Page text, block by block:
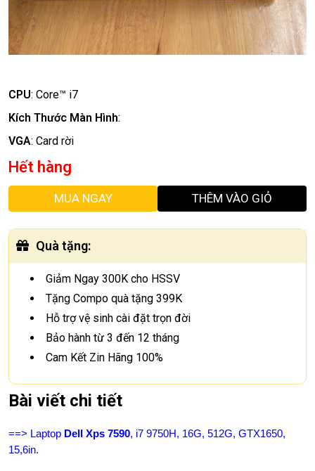
CPU: Core™ i7
Kích Thước Màn Hình:
VGA: Card rời
Hết hàng
MUA NGAY THÊM VÀO GIỎ
Quà tặng:
Giảm Ngay 300K cho HSSV
Tặng Compo quà tặng 399K
Hỗ trợ vệ sinh cài đặt trọn đời
Bảo hành từ 3 đến 12 tháng
Cam Kết Zin Hãng 100%
Bài viết chi tiết
==> Laptop Dell Xps 7590, i7 9750H, 16G, 512G, GTX1650,
15,6in.